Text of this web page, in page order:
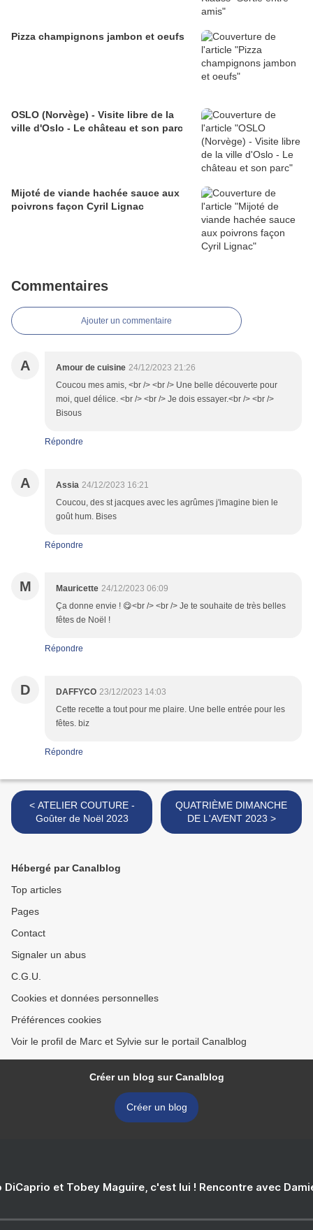
Pizza champignons jambon et oeufs
OSLO (Norvège) - Visite libre de la
ville d'Oslo - Le château et son parc
Mijoté de viande hachée sauce aux
poivrons façon Cyril Lignac
Commentaires
Ajouter un commentaire
A Amour de cuisine 24/12/2023 21:26
Coucou mes amis, <br /> <br /> Une belle découverte pour
moi, quel délice. <br /> <br /> Je dois essayer.<br /> <br />
Bisous
Répondre
A Assia 24/12/2023 16:21
Coucou, des st jacques avec les agrûmes j'imagine bien le
goût hum. Bises
Répondre
M Mauricette 24/12/2023 06:09
Ça donne envie ! 😋<br /> <br /> Je te souhaite de très belles
fêtes de Noël !
Répondre
D DAFFYCO 23/12/2023 14:03
Cette recette a tout pour me plaire. Une belle entrée pour les
fêtes. biz
Répondre
< ATELIER COUTURE -
Goûter de Noël 2023
QUATRIÈME DIMANCHE
DE L'AVENT 2023 >
Hébergé par Canalblog
Top articles
Pages
Contact
Signaler un abus
C.G.U.
Cookies et données personnelles
Préférences cookies
Voir le profil de Marc et Sylvie sur le portail Canalblog
Créer un blog sur Canalblog
Créer un blog
DiCaprio et Tobey Maguire, c'est lui ! Rencontre avec